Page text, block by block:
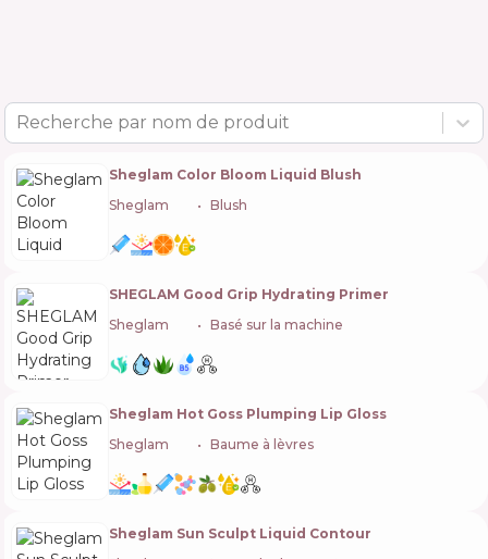
Recherche par nom de produit
Sheglam Color Bloom Liquid Blush
Sheglam
Blush
SHEGLAM Good Grip Hydrating Primer
Sheglam
Basé sur la machine
Sheglam Hot Goss Plumping Lip Gloss
Sheglam
Baume à lèvres
Sheglam Sun Sculpt Liquid Contour